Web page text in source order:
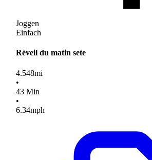
Joggen
Einfach
Réveil du matin sete
4.548mi
•
43Min
•
6.34mph